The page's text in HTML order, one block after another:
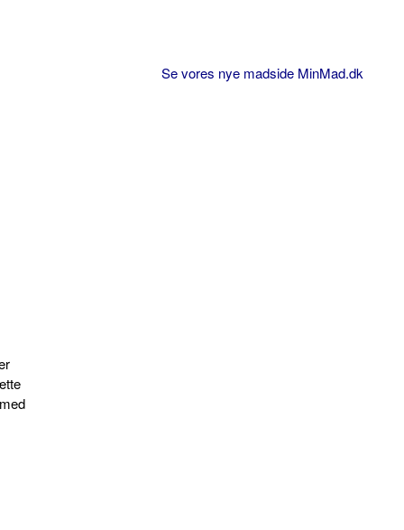
Se vores nye madside MinMad.dk